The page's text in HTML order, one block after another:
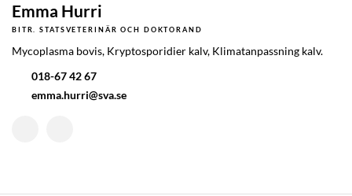
Emma Hurri
BITR. STATSVETERINÄR OCH DOKTORAND
Mycoplasma bovis, Kryptosporidier kalv, Klimatanpassning kalv.
018-67 42 67
emma.hurri@sva.se